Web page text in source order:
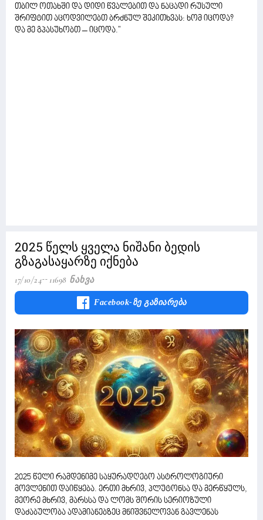
თბილ ოთახში და დიდი წვალებით და ნაცადი რუსული
შრიფტით აცოდვილებთ ბრძნულ შეკითხვას: ხომ იცოდა?
და მე გპასუხობთ – იცოდა."
2025 წელს ყველა ნიშანი ბედის
გზაგასაყარზე იქნება
17/10/24 11698 Ნახვა
Facebook-Ზე Გაზიარება
2025 წელი რამდენიმე საყურადღებო ასტროლოგიური
მოვლენით დაიწყება. ერთი მხრივ, პლუტონსა და მერწყულს,
მეორე მხრივ, მარსსა და ლომს შორის სერიოზული
დაძაბულობა ადამიანებზეც მნიშვნელოვან გავლენას